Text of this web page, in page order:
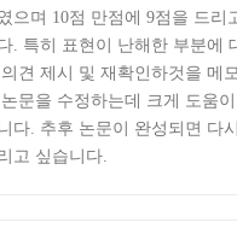
으며 10점 만점에 9점을 드리
. 특히 표현이 난해한 부분에
견 제시 및 재확인하것을 메
문을 수정하는데 크게 도움
다. 추후 논문이 완성되면 다
고 싶습니다.